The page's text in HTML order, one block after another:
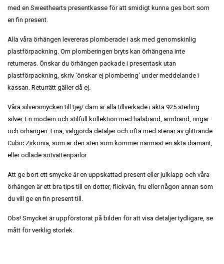
med en Sweethearts presentkasse för att smidigt kunna ges bort som
en fin present.
Alla våra örhängen levereras plomberade i ask med genomskinlig
plastförpackning. Om plomberingen bryts kan örhängena inte
returneras. Önskar du örhängen packade i presentask utan
plastförpackning, skriv 'önskar ej plombering' under meddelande i
kassan. Returrätt gäller då ej.
Våra silversmycken till tjej/ dam är alla tillverkade i äkta 925 sterling
silver. En modern och stilfull kollektion med halsband, armband, ringar
och örhängen. Fina, välgjorda detaljer och ofta med stenar av glittrande
Cubic Zirkonia, som är den sten som kommer närmast en äkta diamant,
eller odlade sötvattenpärlor.
Att ge bort ett smycke är en uppskattad present eller julklapp och våra
örhängen är ett bra tips till en dotter, flickvän, fru eller någon annan som
du vill ge en fin present till.
Obs! Smycket är uppförstorat på bilden för att visa detaljer tydligare, se
mått för verklig storlek.